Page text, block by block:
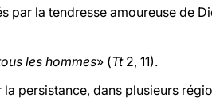
la tendresse amoureuse de
les hommes» (Tt2, 11).
la persistance, dans plusieurs